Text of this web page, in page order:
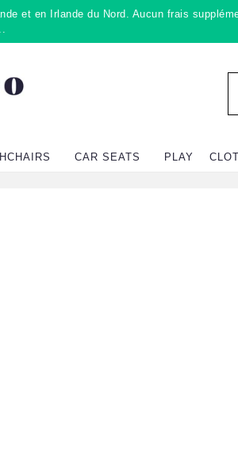
et en Irlande du Nord. Aucun frais
CAR SEATS PLAY